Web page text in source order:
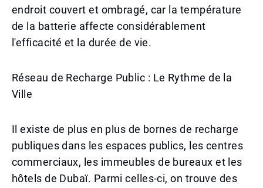
endroit couvert et ombragé, car la température
de la batterie affecte considérablement
l'efficacité et la durée de vie.
Réseau de Recharge Public : Le Rythme de la
Ville
Il existe de plus en plus de bornes de recharge
publiques dans les espaces publics, les centres
commerciaux, les immeubles de bureaux et les
hôtels de Dubaï. Parmi celles-ci, on trouve des